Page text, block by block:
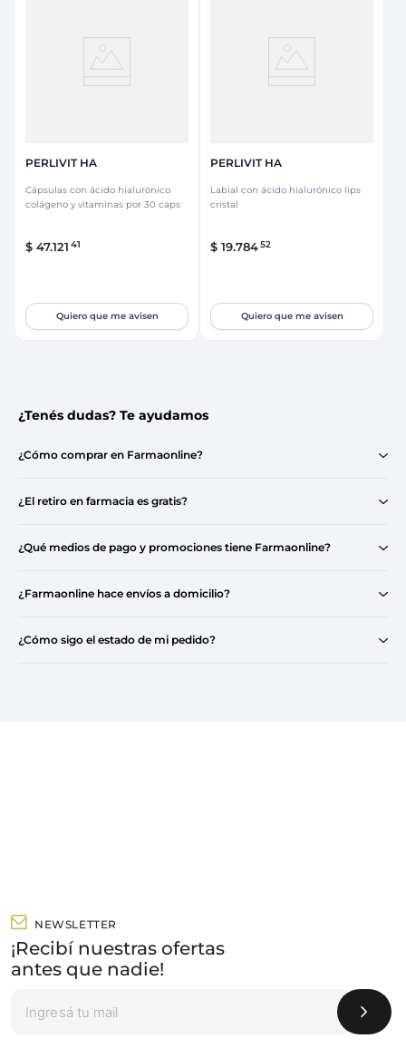
PERLIVIT HA
Cápsulas con ácido hialurónico
colágeno y vitaminas por 30 caps
$ 47.121 41
Quiero que me avisen
PERLIVIT HA
Labial con ácido hialurónico lips
cristal
$ 19.78452
Quiero que me avisen
¿Tenés dudas? Te ayudamos
¿Cómo comprar en Farmaonline?
¿El retiro en farmacia es gratis?
¿Qué medios de pago y promociones tiene Farmaonline?
¿Farmaonline hace envíos a domicilio?
¿Cómo sigo el estado de mi pedido?
NEWSLETTER
¡Recibí nuestras ofertas
antes que nadie!